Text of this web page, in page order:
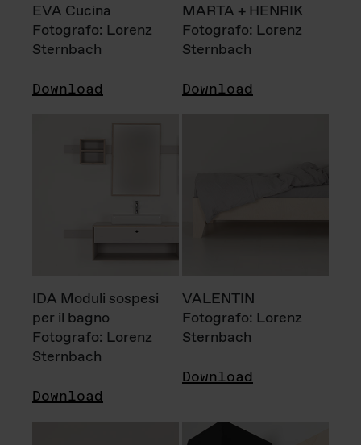
EVA Cucina
Fotografo: Lorenz
Sternbach
Download
MARTA + HENRIK
Fotografo: Lorenz
Sternbach
Download
IDA Moduli sospesi
per il bagno
Fotografo: Lorenz
Sternbach
Download
VALENTIN
Fotografo: Lorenz
Sternbach
Download